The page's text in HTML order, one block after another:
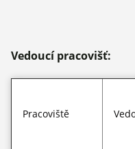
Vedoucí pracovišť:
Pracoviště